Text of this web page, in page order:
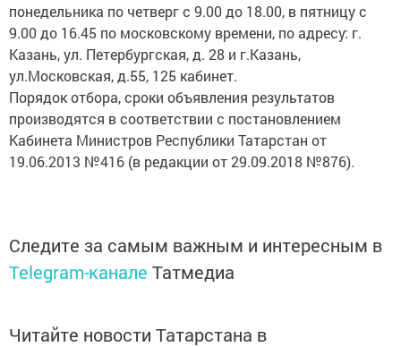
понедельника по четверг с 9.00 до 18.00, в пятницу с
9.00 до 16.45 по московскому времени, по адресу: г.
Казань, ул. Петербургская, д. 28 и г.Казань,
ул.Московская, д.55, 125 кабинет.
Порядок отбора, сроки объявления результатов
производятся в соответствии с постановлением
Кабинета Министров Республики Татарстан от
19.06.2013 №416 (в редакции от 29.09.2018 №876).
Следите за самым важным и интересным в
Telegram-канале Татмедиа
Читайте новости Татарстана в